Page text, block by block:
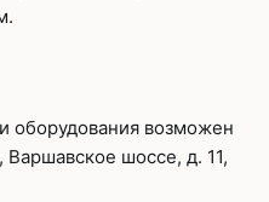
оборудования возможен
Варшавское шоссе, д. 11,